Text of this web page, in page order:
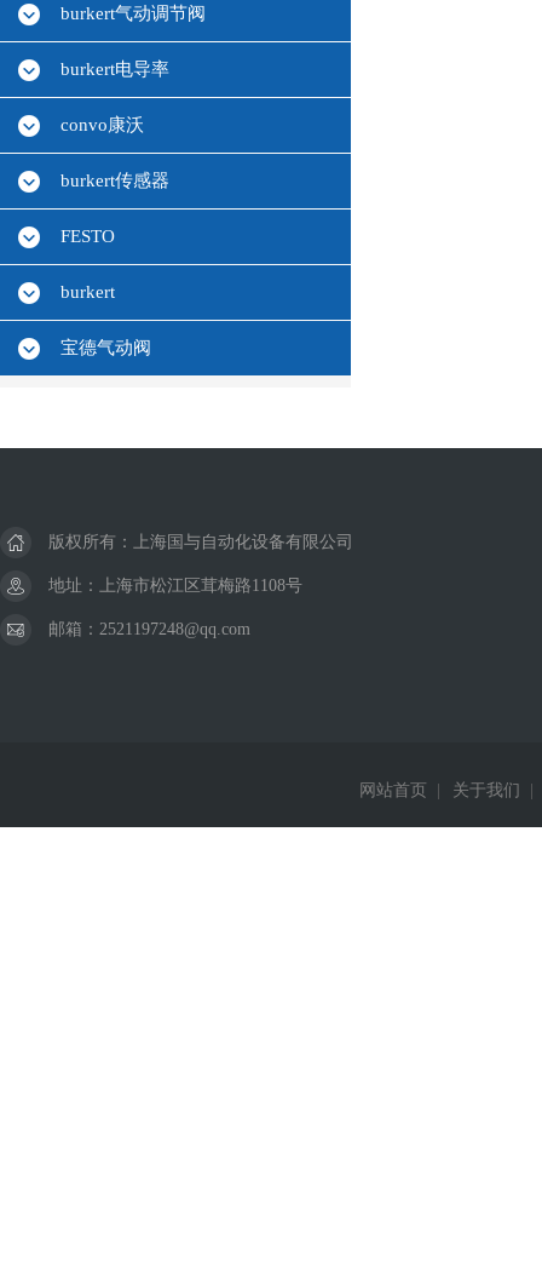
burkert气动调节阀
burkert电导率
convo康沃
burkert传感器
FESTO
burkert
宝德气动阀
版权所有：上海国与自动化设备有限公司
地址：上海市松江区茸梅路1108号
邮箱：2521197248@qq.com
网站首页 关于我们